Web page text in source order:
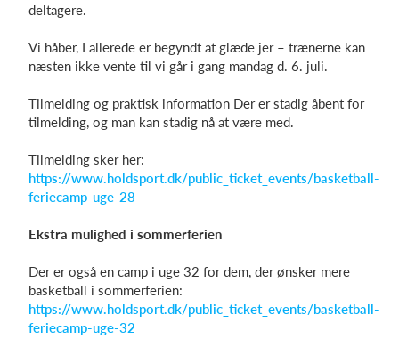
deltagere.
Vi håber, I allerede er begyndt at glæde jer – trænerne kan
næsten ikke vente til vi går i gang mandag d. 6. juli.
Tilmelding og praktisk information Der er stadig åbent for
tilmelding, og man kan stadig nå at være med.
Tilmelding sker her:
https://www.holdsport.dk/public_ticket_events/basketball-
feriecamp-uge-28
Ekstra mulighed i sommerferien
Der er også en camp i uge 32 for dem, der ønsker mere
basketball i sommerferien:
https://www.holdsport.dk/public_ticket_events/basketball-
feriecamp-uge-32